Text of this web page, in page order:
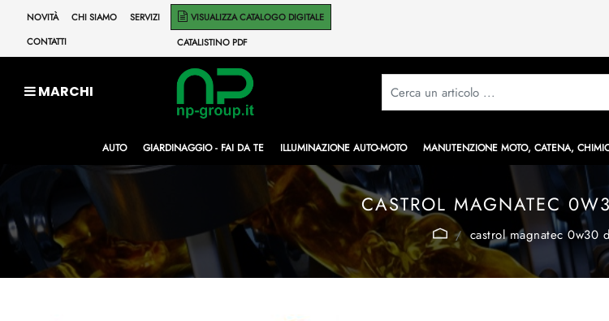
NOVITÀ CHI SIAMO
SERVIZI
CONTATTI
VISUALIZZA CATALOGO DIGITALE
CATALISTINO PDF
MARCHI
AUTO GIARDINAGGIO - FAI DA TE ILLUMINAZIONE AUTO-MOTO MANUTENZIONE MOTO, CATENA,
CASTROL MAGNATEC
castrol magnatec 0w30